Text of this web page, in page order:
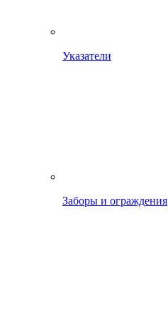
Указатели
Заборы и ограждения